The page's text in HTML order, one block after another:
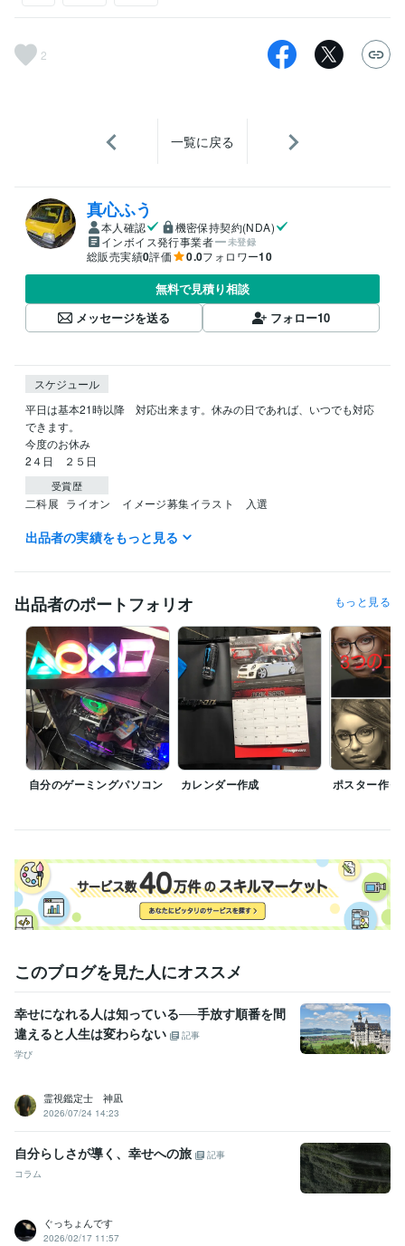
2
一覧に戻る
真心ふう
本人確認
機密保持契約(NDA)
インボイス発行事業者
未登録
総販売実績0評価 0.0フォロワー10
無料で見積り相談
メッセージを送る
フォロー10
スケジュール
平日は基本21時以降　対応出来ます。休みの日であれば、いつでも対応
できます。
今度のお休み
受賞歴
二科展 ライオン　イメージ募集イラスト　入選
資格・検定
Web制作・HP作成・EC構築
ウェブサイト　サムネイル　ポスター
作成
デザイン コンサル
Web制作・HP作成・EC構築
インスタグラム（フォロー１０７７
人） アンガーマネジメント
ブログアフィリエイト 絵画 パソコンの組み立て 悩み解決 料理
出品者の実績をもっと見る
出品者のポートフォリオ もっと見る
自分のゲーミングパソコン カレンダー作成 ポスター作っ
このブログを見た人にオススメ
幸せになれる人は知っている──手放す順番を間
違えると人生は変わらない
記事
学び
霊視鑑定士 神凪
2026/07/24 14:23
自分らしさが導く、幸せへの旅
記事
コラム
ぐっちょんです
2026/02/17 11:57